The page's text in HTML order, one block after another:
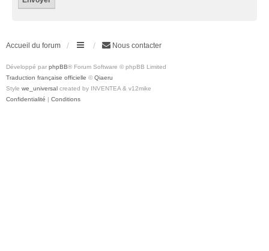
Accueil du forum Nous contacter
Développé par phpBB® Forum Software © phpBB Limited
Traduction française officielle © Qiaeru
Style we_universal created by INVENTEA & v12mike
Confidentialité | Conditions